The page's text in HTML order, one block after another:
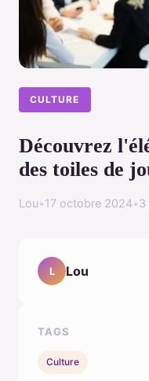
CULTURE
Découvrez
des toiles de
Lou•17 octobre 2024•3
L Lou
TAGS
Culture